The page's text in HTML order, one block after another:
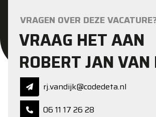
VRAGEN OVER DEZE
VRAAG HET AAN
ROBERT JAN VAN
rj.vandijk@codedeta.nl
06 11 17 26 28